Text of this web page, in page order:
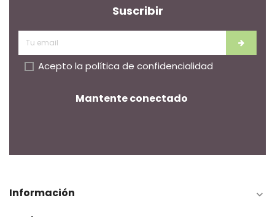
Suscribir
Acepto la política de confidencialidad
Mantente conectado
Información 